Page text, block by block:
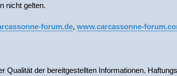
nicht gelten.
forum.de, www.carcassonne-
Qualität der bereitgestellten Informationen.